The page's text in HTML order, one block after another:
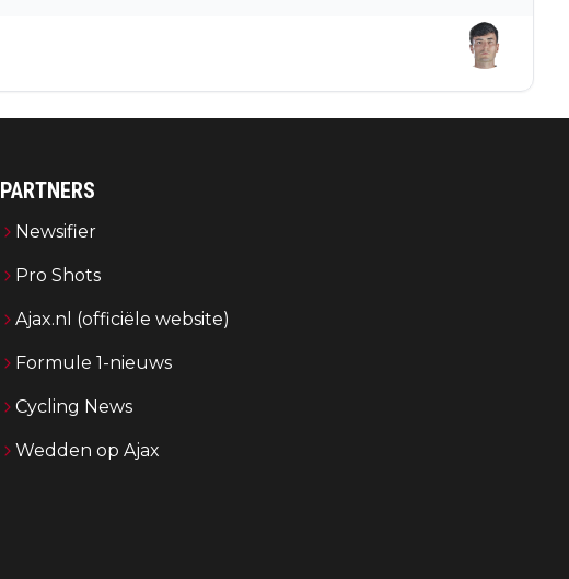
PARTNERS
Newsifier
Pro Shots
Ajax.nl (officiële website)
Formule 1-nieuws
Cycling News
Wedden op Ajax